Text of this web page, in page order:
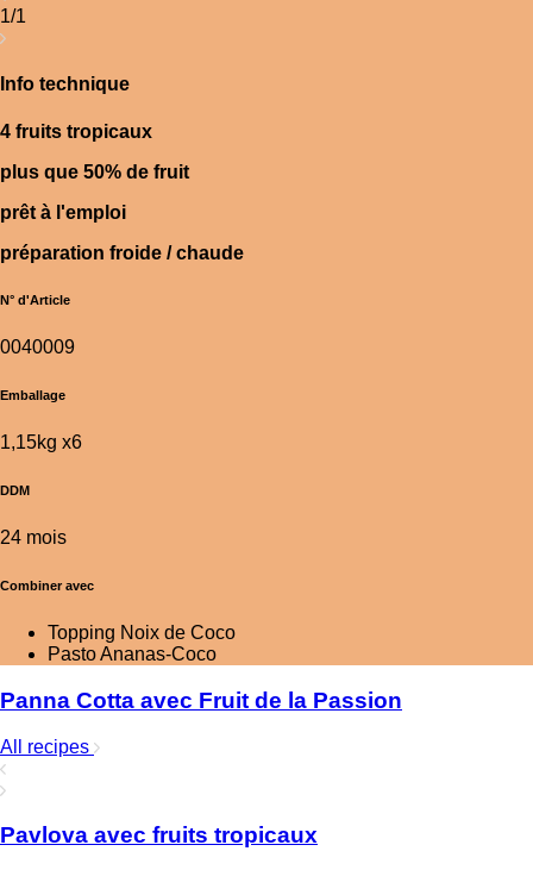
1/1
Info technique
4 fruits tropicaux
plus que 50% de fruit
prêt à l'emploi
préparation froide / chaude
N° d'Article
0040009
Emballage
1,15kg x6
DDM
24 mois
Combiner avec
Topping Noix de Coco
Pasto Ananas-Coco
Panna Cotta avec Fruit de la Passion
All recipes
Pavlova avec fruits tropicaux